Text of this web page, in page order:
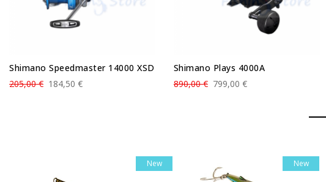
Shimano Speedmaster 14000 XSD
184,50 €
205,00 €
Shimano Plays 4000A
799,00 €
890,00 €
New New